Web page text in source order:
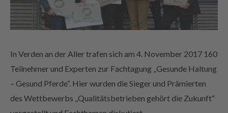
In Verden an der Aller trafen sich am 4. November 2017 160
Teilnehmer und Experten zur Fachtagung „Gesunde Haltung
– Gesund Pferde“. Hier wurden die Sieger und Prämierten
des Wettbewerbs „Qualitätsbetrieben gehört die Zukunft“